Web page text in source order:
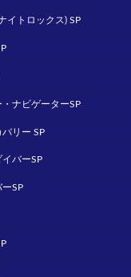
イトロックス) SP
ナビゲーターSP
リー SP
バーSP
ーSP